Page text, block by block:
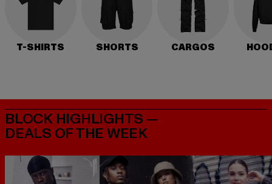
T-SHIRTS SHORTS CARGOS
BLOCK HIGHLIGHTS —
DEALS OF THE WEEK